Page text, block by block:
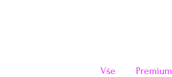
Vše Premium